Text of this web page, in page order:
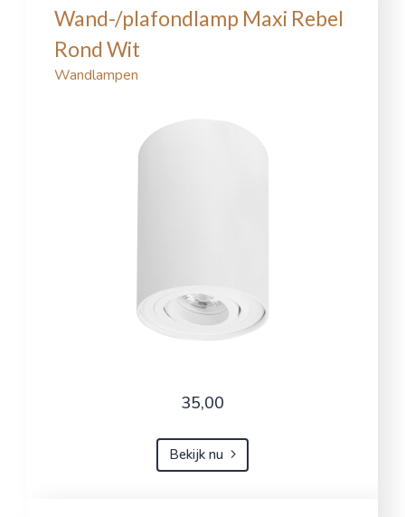
Wand-/plafondlamp Maxi Rebel
Rond Wit
Wandlampen
35,00
Bekijk nu